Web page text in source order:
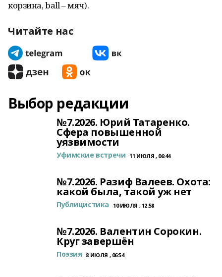
корзина, ball – мяч).
Читайте нас
Выбор редакции
№7.2026. Юрий Татаренко.
Сфера повышенной
уязвимости
Уфимские встречи 11 ИЮЛЯ , 06:44
№7.2026. Разиф Валеев. Охота:
какой была, такой уж нет
Публицистика 10 ИЮЛЯ , 12:58
№7.2026. Валентин Сорокин.
Круг завершён
Поэзия 8 ИЮЛЯ , 06:54